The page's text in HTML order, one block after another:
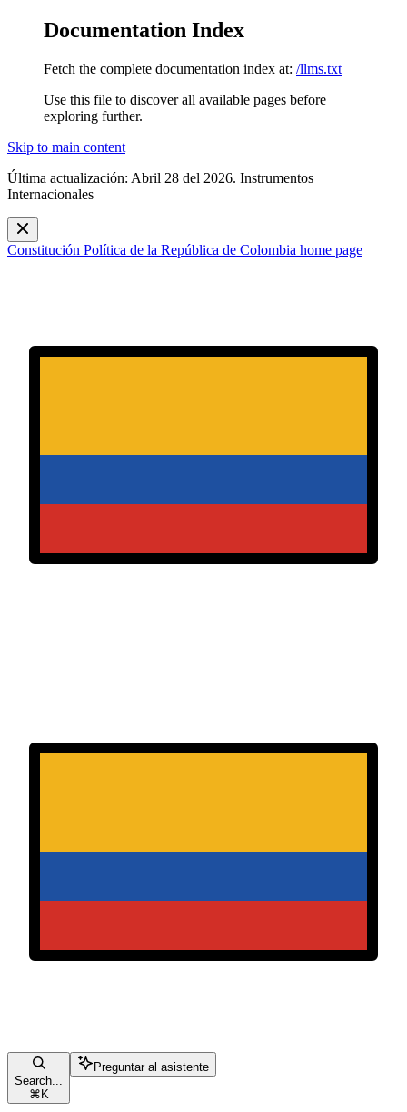
Documentation Index
Fetch the complete documentation index at: /llms.txt
Use this file to discover all available pages before
exploring further.
Skip to main content
Última actualización: Abril 28 del 2026. Instrumentos
Internacionales
Constitución Política de la República de Colombia home page
Search...
⌘ K
Preguntar al asistente